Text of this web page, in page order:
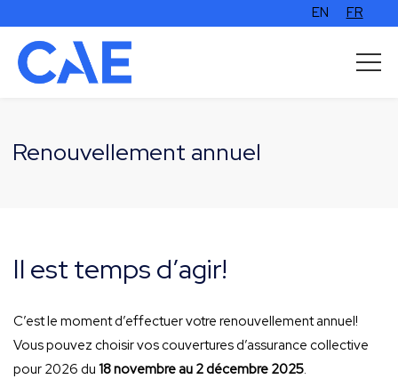
EN FR
Renouvellement annuel
Il est temps d’agir!
C’est le moment d’effectuer votre renouvellement annuel!
Vous pouvez choisir vos couvertures d’assurance collective
pour 2026 du 18 novembre au 2 décembre 2025.